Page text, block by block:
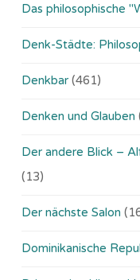
Das philosophische
Denk-Städte:
Denkbar (461)
Denken und Glauben
Der andere Blick –
(13)
Der nächste Salon
Dominikanische